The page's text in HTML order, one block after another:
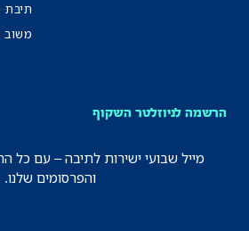
תיבת
הרשמה לניוזלטר השקוף
מייל שבועי ישירות לתיבה – עם כל
והפרסומים שלנו.